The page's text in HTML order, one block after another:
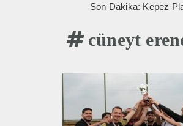
Son Dakika: Kepez
cüneyt